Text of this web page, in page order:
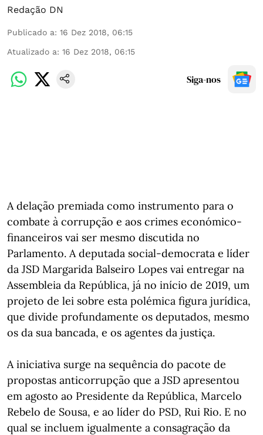
Redação DN
Publicado a: 16 Dez 2018, 06:15
Atualizado a: 16 Dez 2018, 06:15
Siga-nos
A delação premiada como instrumento para o
combate à corrupção e aos crimes económico-
financeiros vai ser mesmo discutida no
Parlamento. A deputada social-democrata e líder
da JSD Margarida Balseiro Lopes vai entregar na
Assembleia da República, já no início de 2019, um
projeto de lei sobre esta polémica figura jurídica,
que divide profundamente os deputados, mesmo
os da sua bancada, e os agentes da justiça.
A iniciativa surge na sequência do pacote de
propostas anticorrupção que a JSD apresentou
em agosto ao Presidente da República, Marcelo
Rebelo de Sousa, e ao líder do PSD, Rui Rio. E no
qual se incluem igualmente a consagração da